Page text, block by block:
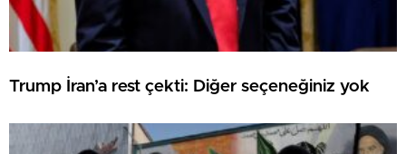
Trump İran’a rest çekti: Diğer seçeneğiniz yok